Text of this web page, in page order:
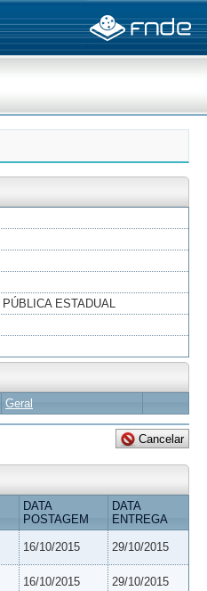
ESTADUAL
Geral
DATA
POSTAGEM
DATA
ENTREGA
16/10/2015 29/10/2015
16/10/2015 29/10/2015